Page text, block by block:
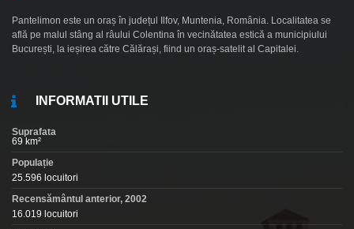
Pantelimon este un oraș în județul Ilfov, Muntenia, România. Localitatea se
află pe malul stâng al râului Colentina în vecinătatea estică a municipiului
București, la ieșirea către Călărași, fiind un oraș-satelit al Capitalei.
INFORMATII UTILE
Suprafata
69 km²
Populație
25.596 locuitori
Recensământul anterior, 2002
16.019 locuitori